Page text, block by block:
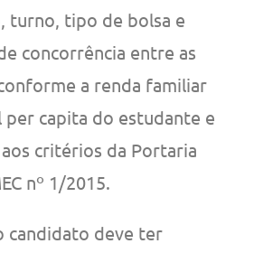
turno, tipo de bolsa e
concorrência entre as
a renda familiar
per capita do estudante e
critérios da Portaria
nº 1/2015.
candidato deve ter